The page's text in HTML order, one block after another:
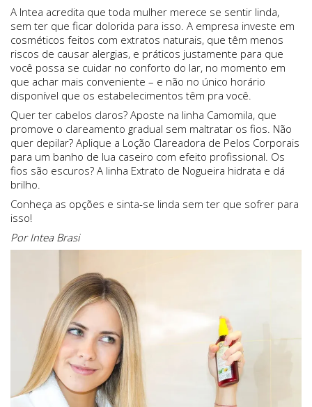
A Intea acredita que toda mulher merece se sentir linda,
sem ter que ficar dolorida para isso. A empresa investe em
cosméticos feitos com extratos naturais, que têm menos
riscos de causar alergias, e práticos justamente para que
você possa se cuidar no conforto do lar, no momento em
que achar mais conveniente – e não no único horário
disponível que os estabelecimentos têm pra você.
Quer ter cabelos claros? Aposte na linha Camomila, que
promove o clareamento gradual sem maltratar os fios. Não
quer depilar? Aplique a Loção Clareadora de Pelos Corporais
para um banho de lua caseiro com efeito profissional. Os
fios são escuros? A linha Extrato de Nogueira hidrata e dá
brilho.
Conheça as opções e sinta-se linda sem ter que sofrer para
isso!
Por Intea Brasi